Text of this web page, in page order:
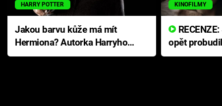
HARRY POTTER
Jakou barvu kůže má mít
Hermiona? Autorka Harryho
Pottera přišla s ráznou
KINOFILMY
opět
přichází s